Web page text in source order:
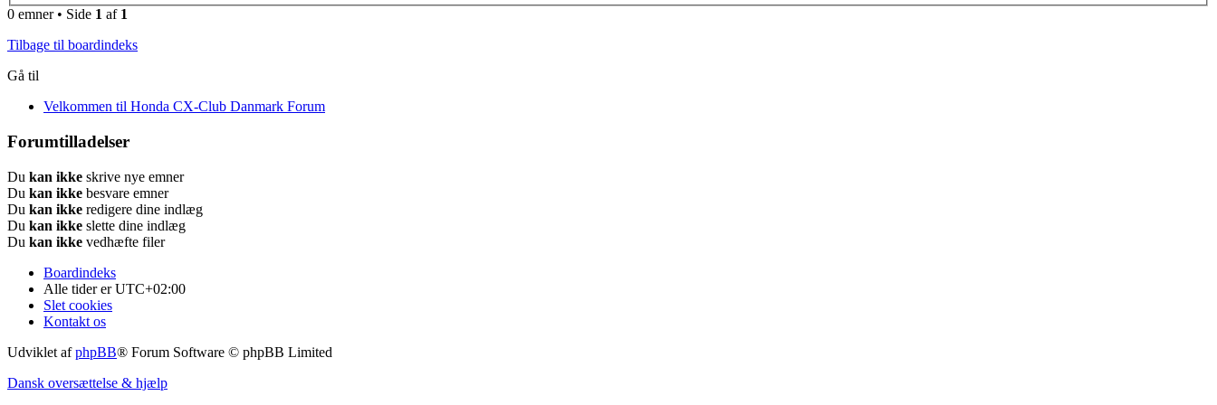
0 emner • Side 1 af 1
Tilbage til boardindeks
Gå til
Velkommen til Honda CX-Club Danmark Forum
Forumtilladelser
Du kan ikke skrive nye emner
Du kan ikke besvare emner
Du kan ikke redigere dine indlæg
Du kan ikke slette dine indlæg
Du kan ikke vedhæfte filer
Boardindeks
Alle tider erUTC+02:00
Slet cookies
Kontakt os
Udviklet afphpBB® Forum Software © phpBB Limited
Dansk oversættelse & hjælp